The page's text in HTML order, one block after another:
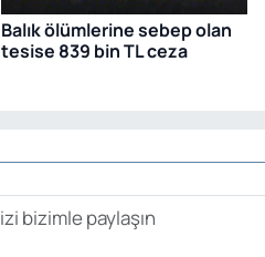
Balık ölümlerine sebep olan
tesise 839 bin TL ceza